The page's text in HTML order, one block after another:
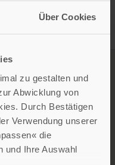
Über Cookies
zu gestalten und
Abwicklung von
Durch Bestätigen
Verwendung unserer
die
und Ihre Auswahl